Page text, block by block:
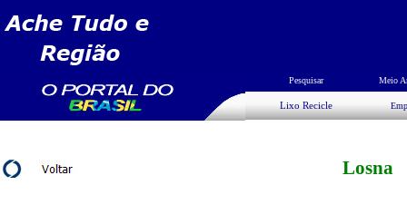
Pesquisar Meio
Lixo Recicle
Losna